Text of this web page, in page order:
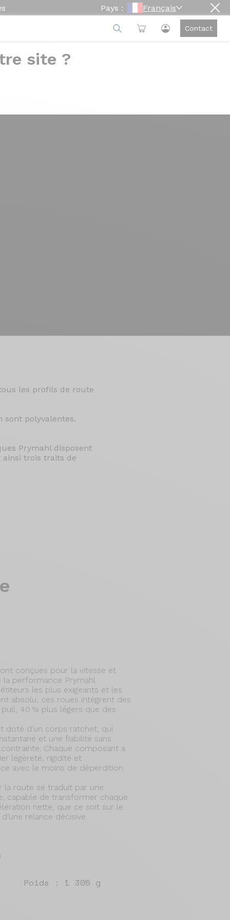
Pays : Français
Contact
site ?
les profils de route
sont polyvalentes.
Prymahl disposent
trois traits de
conçues pour la vitesse et
performance Prymahl.
les plus exigeants et les
absolu, ces roues intègrent des
40 % plus légers que des
doté d’un corps ratchet, qui
et une fiabilité sans
Chaque composant a
légèreté, rigidité et
avec le moins de déperdition.
route se traduit par une
capable de transformer chaque
nette, que ce soit sur le
relance décisive.
Poids : 1 305 g